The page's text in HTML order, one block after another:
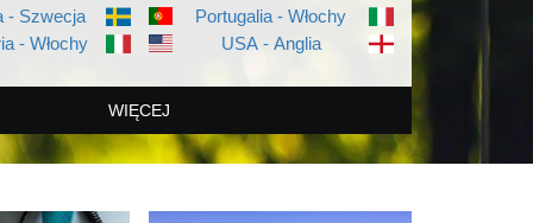
- Szwecja
- Włochy
Portugalia - Włochy
USA - Anglia
WIĘCEJ